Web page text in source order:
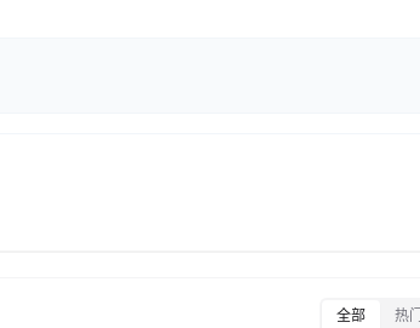
全部 热门